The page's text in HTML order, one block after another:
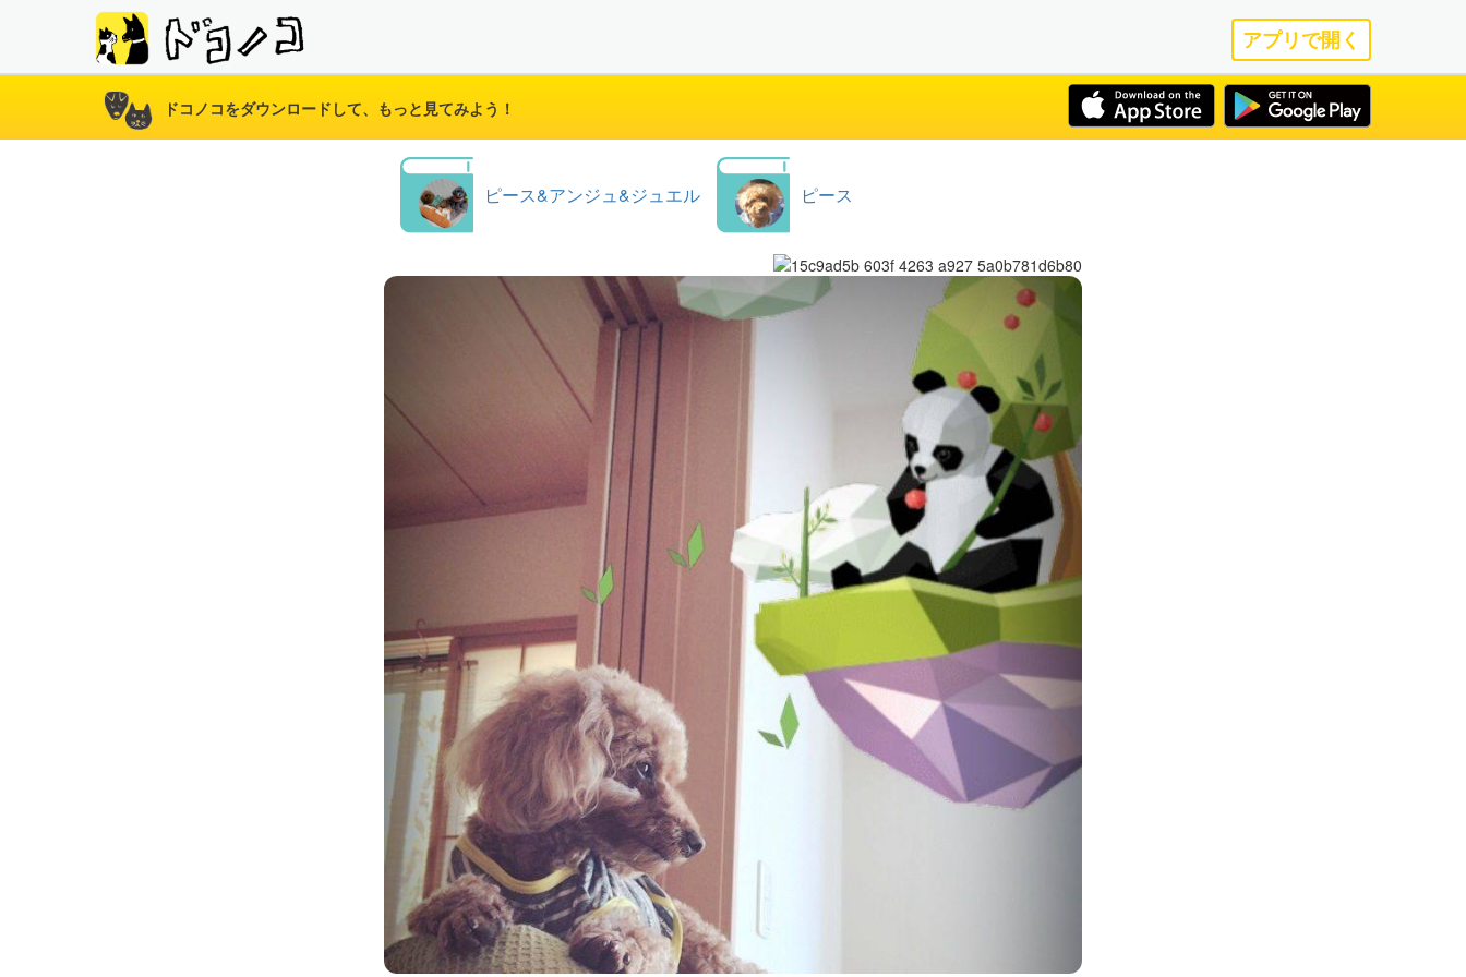
アプリで開く
ドコノコをダウンロードして、もっと見てみよう！
ピース&アンジュ&ジュエル ピース